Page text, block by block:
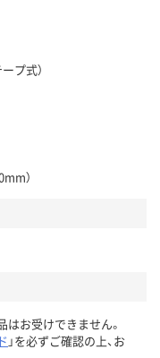
プ式）
）
はお受けできません。
」を必ずご確認の上、お